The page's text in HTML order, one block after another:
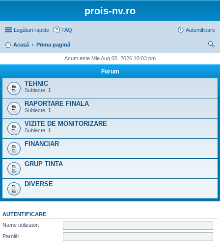
prois-nv.ro
Legături rapide FAQ Autentificare
Acasă
Prima pagină
Acum este Mie Aug 05, 2026 10:03 pm
Forum
TEHNIC
Subiecte: 1
RAPORTARE FINALA
Subiecte: 1
VIZITE DE MONITORIZARE
Subiecte: 1
FINANCIAR
GRUP TINTA
DIVERSE
AUTENTIFICARE
Nume utilizator:
Parolă: